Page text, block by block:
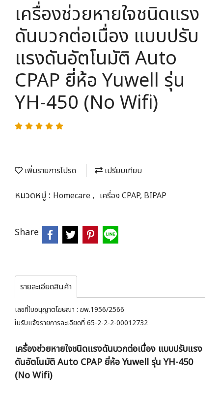
เครื่องช่วยหายใจชนิดแรง
ดันบวกต่อเนื่อง แบบปรับ
แรงดันอัตโนมัติ Auto
CPAP ยี่ห้อ Yuwell รุ่น
YH-450 (No Wifi)
เพิ่มรายการโปรด เปรียบเทียบ
หมวดหมู่ : Homecare, เครื่อง CPAP, BIPAP
Share
รายละเอียดสินค้า
เลขที่ใบอนุญาตโฆษณา : ฆพ.1956/2566
ใบรับแจ้งรายการละเอียดที่ 65-2-2-2-00012732
เครื่องช่วยหายใจชนิดแรงดันบวกต่อเนื่อง แบบปรับแรง
ดันอัตโนมัติ Auto CPAP ยี่ห้อ Yuwell รุ่น YH-450
(No Wifi)